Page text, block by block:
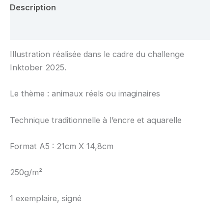
Description
Illustration réalisée dans le cadre du challenge
Inktober 2025.
Le thème : animaux réels ou imaginaires
Technique traditionnelle à l’encre et aquarelle
Format A5 : 21cm X 14,8cm
250g/m²
1 exemplaire, signé